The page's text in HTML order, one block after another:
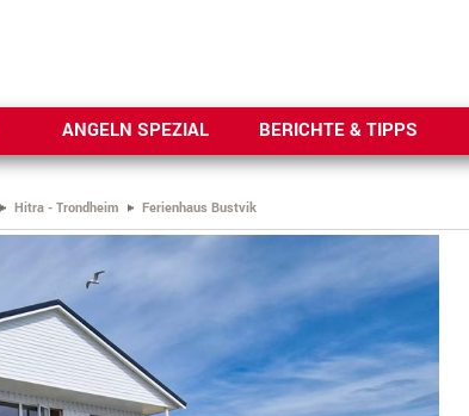
ANGELN SPEZIAL BERICHTE & TIPPS
Hitra - Trondheim Ferienhaus Bustvik